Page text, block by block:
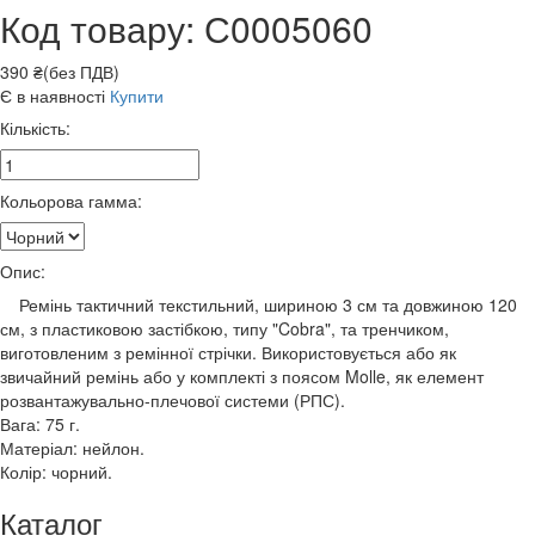
Код товару: С0005060
390 ₴(без ПДВ)
Є в наявності Купити
Кількість:
Кольорова гамма:
Опис:
Ремінь тактичний текстильний, шириною 3 см та довжиною 120
см, з пластиковою застібкою, типу "Cobra", та тренчиком,
виготовленим з ремінної стрічки. Використовується або як
звичайний ремінь або у комплекті з поясом Molle, як елемент
розвантажувально-плечової системи (РПС).
Вага: 75 г.
Матеріал: нейлон.
Колір: чорний.
Каталог